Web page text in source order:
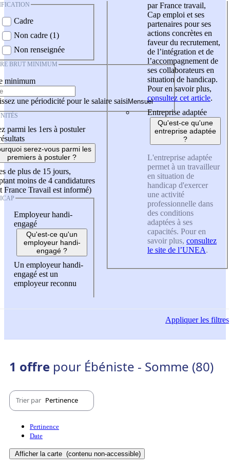
Cadre
Non cadre (1)
Non renseignée
BRUT MINIMUM
minimum
une périodicité pour le salaire saisi
parmi les 1ers à postuler
serez-vous parmi les
premiers à postuler ?
de plus de 15 jours,
moins de 4 candidatures
France Travail est informé)
Employeur handi-
engagé
Qu'est-ce qu'un
employeur handi-
engagé ?
Un employeur handi-
engagé est un
employeur reconnu
par France travail,
Cap emploi et ses
partenaires pour ses
actions concrètes en
faveur du recrutement,
de l’intégration et de
l’accompagnement de
ses collaborateurs en
situation de handicap.
Pour en savoir plus,
consultez cet article.
Entreprise adaptée
Qu'est-ce qu'une
entreprise adaptée
?
L'entreprise adaptée
permet à un travailleur
en situation de
handicap d'exercer
une activité
professionnelle dans
des conditions
adaptées à ses
capacités. Pour en
savoir plus, consultez
le site de l’UNEA.
Appliquerles filtres
1 offre pour Ébéniste - Somme (80)
Trier par Pertinence
Pertinence
Date
Afficher la carte (contenu non-accessible)